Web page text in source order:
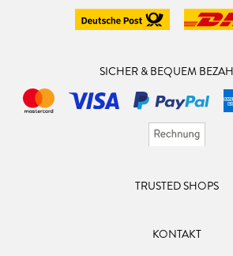
SICHER & BEQUEM
TRUSTED SHOPS
KONTAKT